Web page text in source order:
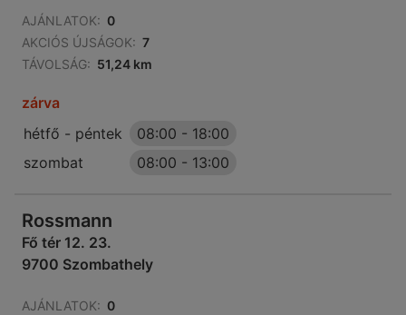
AJÁNLATOK: 0
AKCIÓS ÚJSÁGOK: 7
TÁVOLSÁG: 51,24 km
zárva
hétfő - péntek
08:00 - 18:00
szombat
08:00 - 13:00
Rossmann
Fő tér 12. 23.
9700 Szombathely
AJÁNLATOK: 0